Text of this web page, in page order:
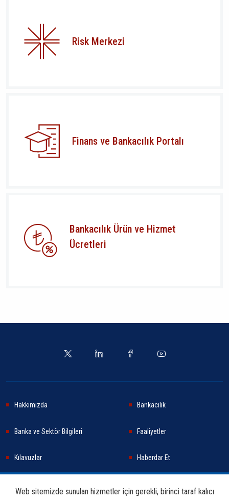
Risk Merkezi
Finans ve Bankacılık Portalı
Bankacılık Ürün ve Hizmet
Ücretleri
Hakkımızda Bankacılık
Banka ve Sektör Bilgileri Faaliyetler
Kılavuzlar Haberdar Et
Web sitemizde sunulan hizmetler için gerekli, birinci taraf kalıcı